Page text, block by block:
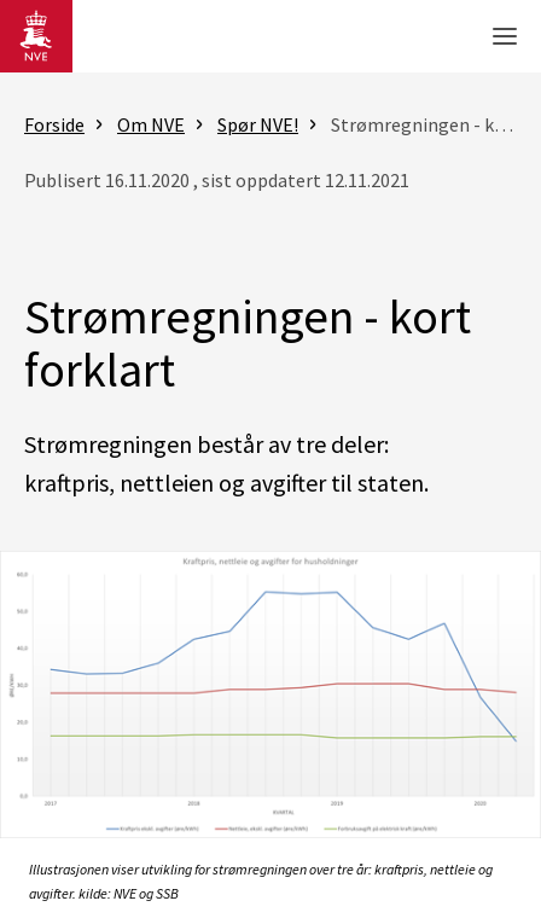
Gå til hovedinnhold
Forside Om NVE Spør NVE! Strømregningen - kort forklart
Publisert 16.11.2020 , sist oppdatert 12.11.2021
Strømregningen - kort
forklart
Strømregningen består av tre deler:
kraftpris, nettleien og avgifter til staten.
Illustrasjonen viser utvikling for strømregningen over tre år: kraftpris, nettleie og
avgifter. kilde: NVE og SSB